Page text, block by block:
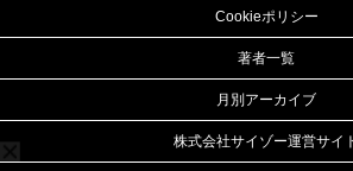
Cookieポリシー
著者一覧
月別アーカイブ
株式会社サイゾー運営サイ